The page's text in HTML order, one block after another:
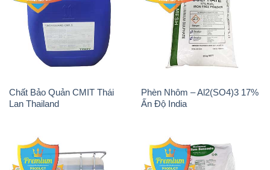
Chất Bảo Quản CMIT Thái
Lan Thailand
Phèn Nhôm – Al2(SO4)3 17%
Ấn Độ India